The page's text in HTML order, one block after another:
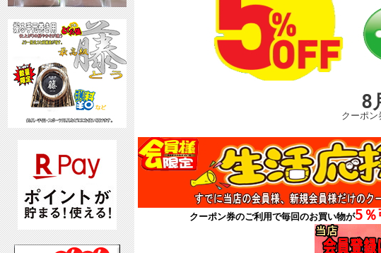
8月5～
クーポン券が併用で
クーポン券のご利用で毎回のお買い物が5％